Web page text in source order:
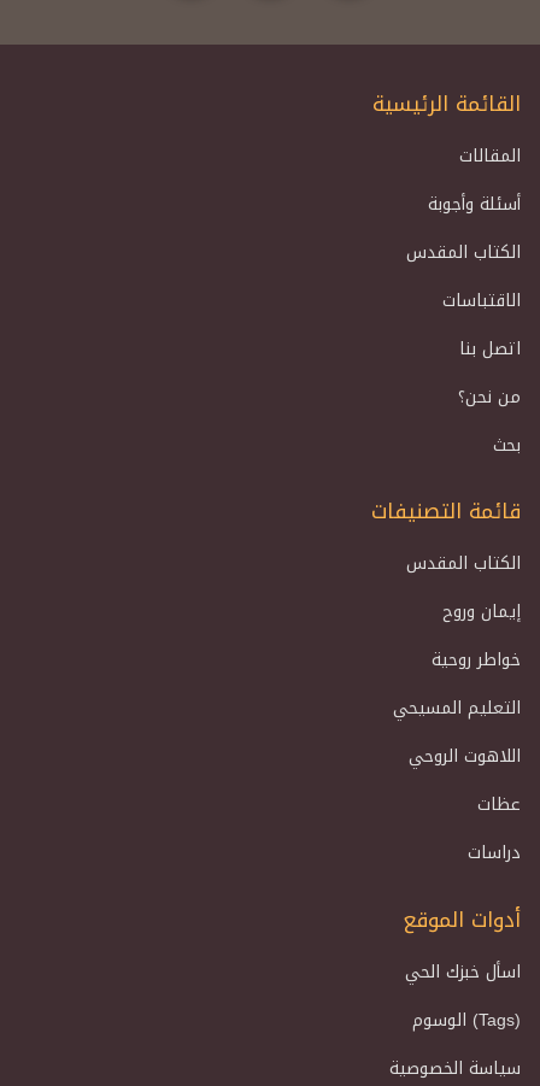
القائمة الرئيسية
المقالات
أسئلة وأجوبة
الكتاب المقدس
الاقتباسات
اتصل بنا
من نحن؟
بحث
قائمة التصنيفات
الكتاب المقدس
إيمان وروح
خواطر روحية
التعليم المسيحي
اللاهوت الروحي
عظات
دراسات
أدوات الموقع
اسأل خبزك الحي
الوسوم (Tags)
سياسة الخصوصية